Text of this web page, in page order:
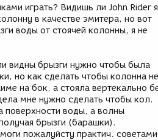
играть? Видишь ли John Rider я
в качестве эмитера, но вот
воды от стоячей колонны, я не
видны брызги нужно чтобы была
но как сделать чтобы колонна не
на бок, а стояла вертекально
мне нужно сделать чтобы кол.
поверхности воды, а волны
брызги (барашки).
пожалуйсту практич. советами